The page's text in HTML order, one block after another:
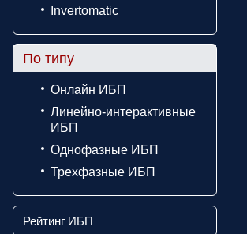
Invertomatic
По типу
Онлайн ИБП
Линейно-интерактивные
ИБП
Однофазные ИБП
Трехфазные ИБП
Рейтинг ИБП